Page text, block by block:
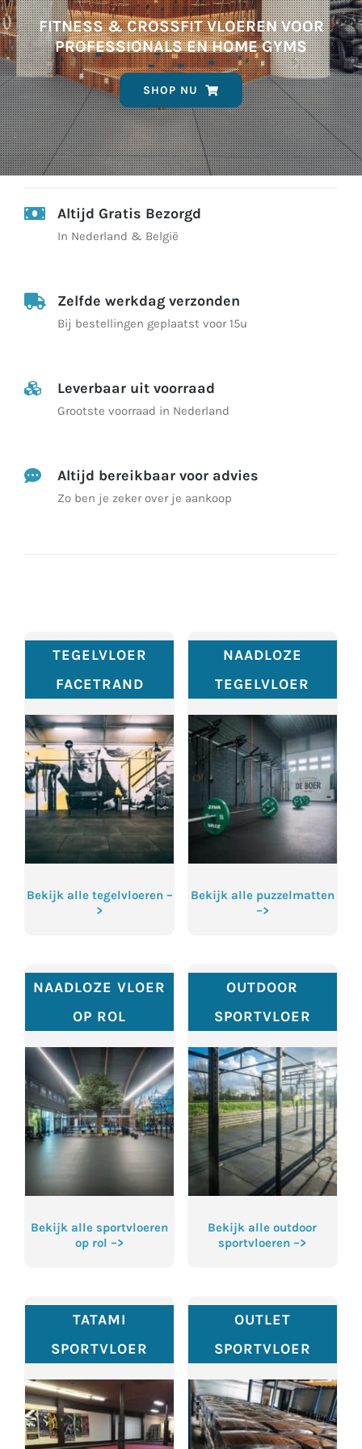
FITNESS & CROSSFIT VLOEREN VOOR
PROFESSIONALS EN HOME GYMS
SHOP NU
Altijd Gratis Bezorgd
In Nederland & België
Zelfde werkdag verzonden
Bij bestellingen geplaatst voor 15u
Leverbaar uit voorraad
Grootste voorraad in Nederland
Altijd bereikbaar voor advies
Zo ben je zeker over je aankoop
TEGELVLOER
FACETRAND
Bekijk alle tegelvloeren –
>
NAADLOZE
TEGELVLOER
Bekijk alle puzzelmatten
–>
NAADLOZE VLOER
OP ROL
Bekijk alle sportvloeren
op rol –>
OUTDOOR
SPORTVLOER
Bekijk alle outdoor
sportvloeren –>
TATAMI
SPORTVLOER
OUTLET
SPORTVLOER